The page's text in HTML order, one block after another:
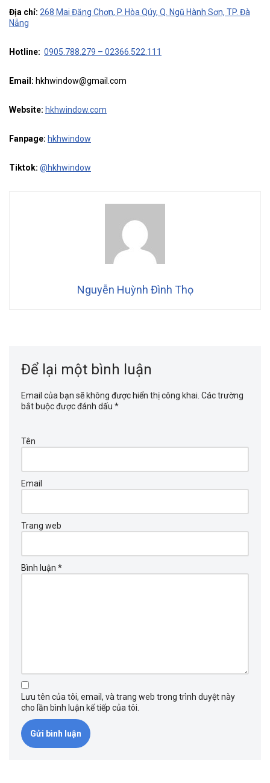
Địa chỉ: 268 Mai Đăng Chơn, P. Hòa Qúy, Q. Ngũ Hành Sơn, TP. Đà
Nẵng
Hotline: 0905.788.279 – 02366.522.111
Email: hkhwindow@gmail.com
Website: hkhwindow.com
Fanpage: hkhwindow
Tiktok: @hkhwindow
Nguyễn Huỳnh Đình Thọ
Để lại một bình luận
Email của bạn sẽ không được hiển thị công khai. Các trường
bắt buộc được đánh dấu *
Tên
Email
Trang web
Bình luận *
Lưu tên của tôi, email, và trang web trong trình duyệt này
cho lần bình luận kế tiếp của tôi.